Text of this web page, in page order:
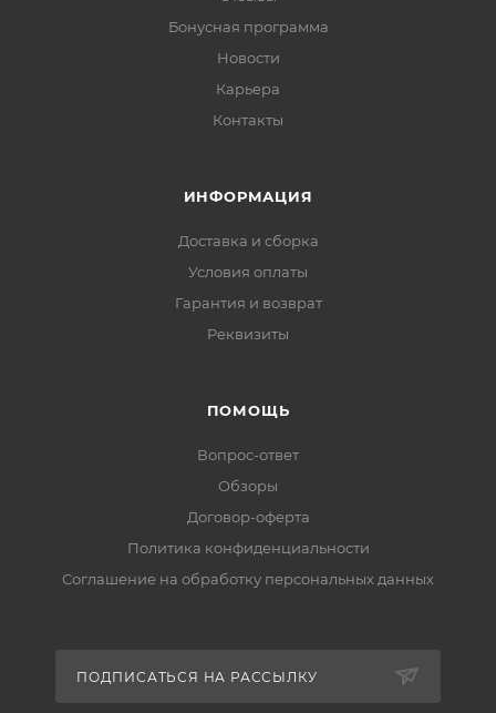
Бонусная программа
Новости
Карьера
Контакты
ИНФОРМАЦИЯ
Доставка и сборка
Условия оплаты
Гарантия и возврат
Реквизиты
ПОМОЩЬ
Вопрос-ответ
Обзоры
Договор-оферта
Политика конфиденциальности
Соглашение на обработку персональных данных
ПОДПИСАТЬСЯ НА РАССЫЛКУ